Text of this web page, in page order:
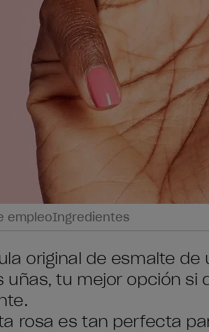
empleoIngredientes
original de esmalte de
uñas, tu mejor opción si
rosa es tan perfecta